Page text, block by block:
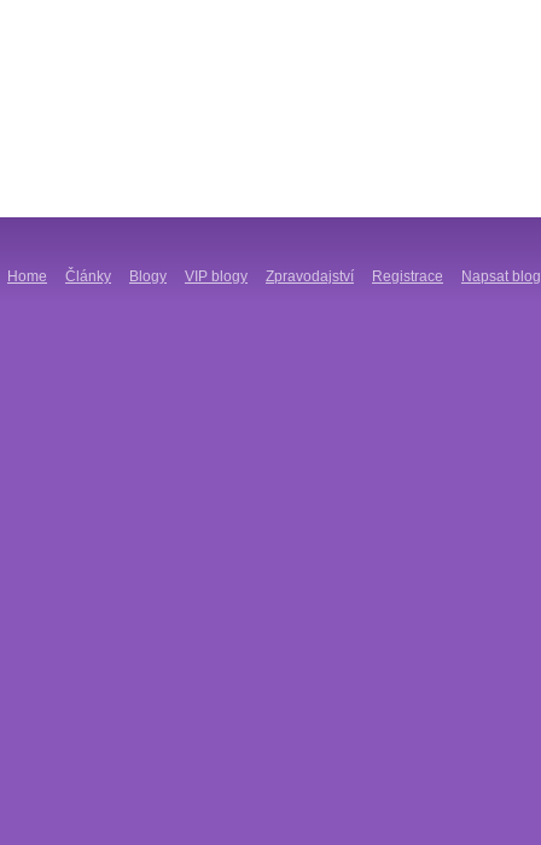
Home Články Blogy VIP blogy Zpravodajství Registrace Napsat blog